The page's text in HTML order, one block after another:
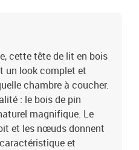
cette tête de lit en bois
un look complet et
chambre à coucher.
: le bois de pin
magnifique. Le
et les nœuds donnent
et